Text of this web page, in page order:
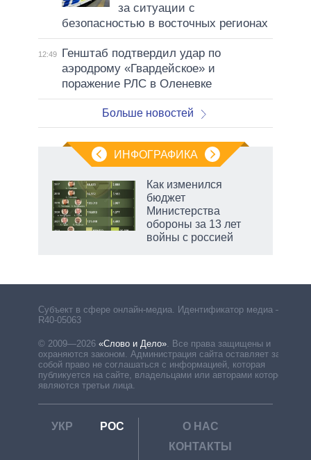
за ситуации с
безопасностью в восточных регионах
12:49
Генштаб подтвердил удар по
аэродрому «Гвардейское» и
поражение РЛС в Оленевке
Больше новостей
ИНФОГРАФИКА
Как изменился
бюджет
Министерства
обороны за 13 лет
войны с россией
Субъект в сфере онлайн-медиа. Идентификатор медиа –
R40-05063
© 2009—2026 «Слово и Дело»
Все права защищены и
охраняются законом. Администрация сайта оставляет за
собой право не соглашаться с информацией, которая
публикуется на сайте, владельцами или авторами которой
являются третьи лица.
УКР РОС
О НАС
КОНТАКТЫ